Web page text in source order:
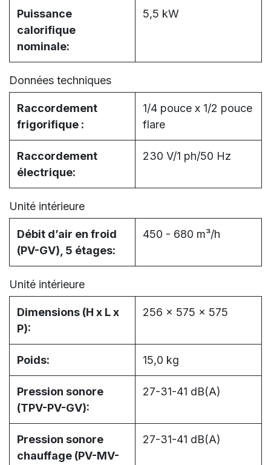
Puissance
calorifique
nominale:
5,5 kW
Données techniques
Raccordement
frigorifique :
1/4 pouce x 1/2 pouce
flare
Raccordement
électrique:
230 V/1 ph/50 Hz
Unité intérieure
Débit d’air en froid
(PV-GV), 5 étages:
450 - 680 m³/h
Unité intérieure
Dimensions (H x L x
P):
256 x 575 x 575
Poids: 15,0 kg
Pression sonore
(TPV-PV-GV):
27-31-41 dB(A)
Pression sonore
chauffage (PV-MV-
27-31-41 dB(A)